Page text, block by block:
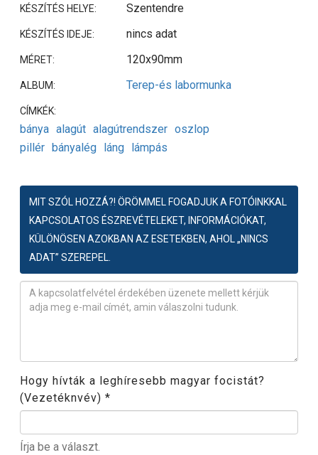
KÉSZÍTÉS HELYE: Szentendre
KÉSZÍTÉS IDEJE: nincs adat
MÉRET: 120x90mm
ALBUM: Terep-és labormunka
CÍMKÉK:
bánya alagút alagútrendszer oszlop
pillér bányalég láng lámpás
MIT SZÓL HOZZÁ?! ÖRÖMMEL FOGADJUK A FOTÓINKKAL
KAPCSOLATOS ÉSZREVÉTELEKET, INFORMÁCIÓKAT,
KÜLÖNÖSEN AZOKBAN AZ ESETEKBEN, AHOL „NINCS
ADAT” SZEREPEL.
Hogy hívták a leghíresebb magyar focistát?
(Vezetéknvév) *
Írja be a választ.